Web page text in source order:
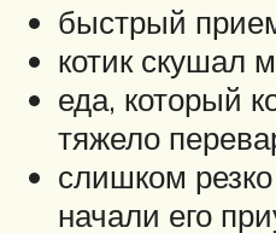
быстрый
котик скушал
еда, который
тяжело
слишком
начали его